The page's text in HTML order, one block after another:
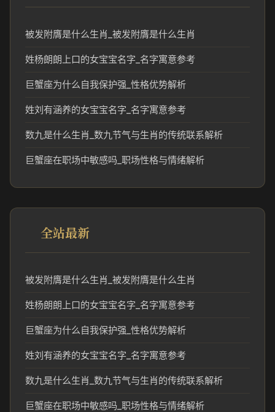
被发附膺是什么生肖_被发附膺是什么生肖
姓杨朗朗上口的女宝宝名字_名字寓意参考
巨蟹座为什么自我保护强_性格优势解析
姓刘有涵养的女宝宝名字_名字寓意参考
数九是什么生肖_数九节气与生肖的传统联系解析
巨蟹座在职场中敏感吗_职场性格与情绪解析
全站最新
被发附膺是什么生肖_被发附膺是什么生肖
姓杨朗朗上口的女宝宝名字_名字寓意参考
巨蟹座为什么自我保护强_性格优势解析
姓刘有涵养的女宝宝名字_名字寓意参考
数九是什么生肖_数九节气与生肖的传统联系解析
巨蟹座在职场中敏感吗_职场性格与情绪解析